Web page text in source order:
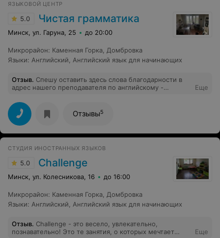
все четыре! Это как понимать?! И оплачивайте, иначе
вы будете отчислены! Я понимаю это так: наглость,
недобросовестность и жажда исключительно наживы!
Больше сюда ни ногой и друзьям не посоветую!
ЯЗЫКОВОЙ ЦЕНТР
5.0 Чистая грамматика
Минск, ул. Гаруна, 25 до 20:00
Микрорайон: Каменная Горка Домбровка
Языки: Английский Английский язык для начинающих
Отзыв. Спешу оставить здесь слова благодарности в
адрес нашего преподавателя по английскому -
заинтересовать и доступным образом донести темы
так, что уроки английского стали лучшими в категории
и понятными. Пробелы, которые были ранее,
пройдены и освоены. Рада, что в Вашей школе есть
преподаватели, находящие подход к детям, учитывая и
излагающие темы и вызывающие интерес к предмету
легкой подачей материала. Желаю в новом году
больших успехов учеников, ярких моментов, крутых
идей и их реализаций, и пусть все сбудется!
Еще
Отзывы5
СТУДИЯ ИНОСТРАННЫХ ЯЗЫКОВ
5.0 Challenge
Минск, ул. Колесникова, 16 до 16:00
Микрорайон: Каменная Горка Домбровка
Языки: Английский Английский язык для начинающих
Отзыв. Challenge - это весело, увлекательно,
познавательно! Это те занятия, о которых мечтает
Еще